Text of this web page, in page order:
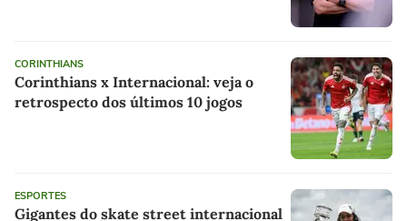
CORINTHIANS
Corinthians x Internacional: veja o
retrospecto dos últimos 10 jogos
ESPORTES
Gigantes do skate street internacional